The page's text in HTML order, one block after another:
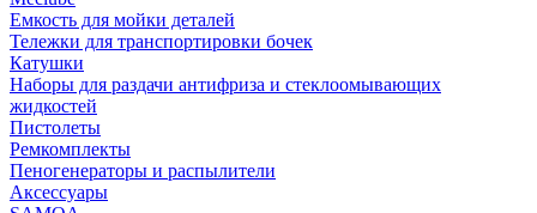
Емкость для мойки деталей
Тележки для транспортировки бочек
Катушки
Наборы для раздачи антифриза и стеклоомывающих
жидкостей
Пистолеты
Ремкомплекты
Пеногенераторы и распылители
Аксессуары